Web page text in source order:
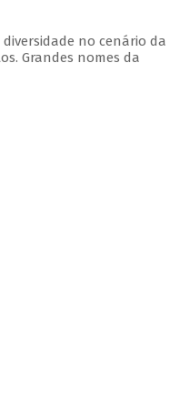
no cenário da
Grandes nomes da